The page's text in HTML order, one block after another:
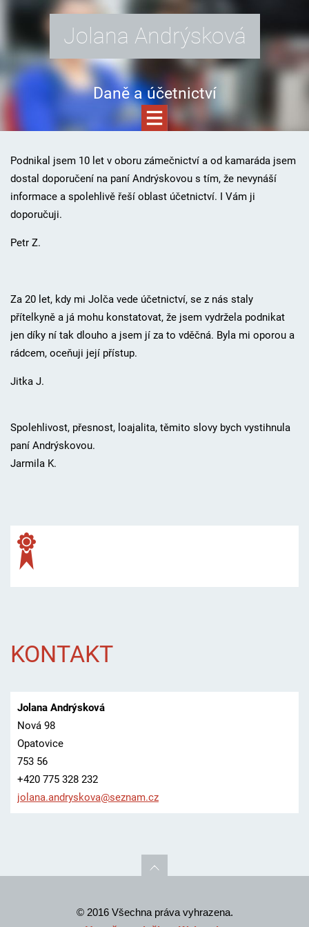
Jolana Andrýsková
Daně a účetnictví
Podnikal jsem 10 let v oboru zámečnictví a od kamaráda jsem
dostal doporučení na paní Andrýskovou s tím, že nevynáší
informace a spolehlivě řeší oblast účetnictví. I Vám ji
doporučuji.
Petr Z.
Za 20 let, kdy mi Jolča vede účetnictví, se z nás staly
přítelkyně a já mohu konstatovat, že jsem vydržela podnikat
jen díky ní tak dlouho a jsem jí za to vděčná. Byla mi oporou a
rádcem, oceňuji její přístup.
Jitka J.
Spolehlivost, přesnost, loajalita, těmito slovy bych vystihnula
paní Andrýskovou.
Jarmila K.
KONTAKT
Jolana Andrýsková
Nová 98
Opatovice
753 56
+420 775 328 232
jolana.andryskova@seznam.cz
© 2016 Všechna práva vyhrazena.